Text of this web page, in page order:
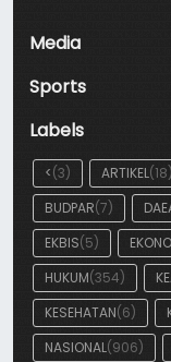
Media
Sports
Labels
<(3) ARTIKEL(18)
BUDPAR(7)
EKBIS(5)
HUKUM(354)
KESEHATAN(6)
NASIONAL(906)